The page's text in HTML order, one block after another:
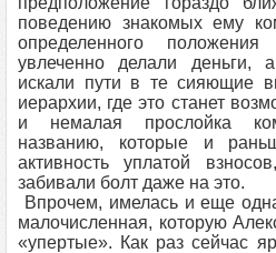
поведению знакомых ему
определенного
увлеченно делали деньги,
искали пути в те сияющие
иерархии, где это станет
и немалая прослойка
названию, которые и
активность уплатой
забивали болт даже на это.
Впрочем, имелась и еще
малочисленная, которую
«упертые». Как раз сейчас